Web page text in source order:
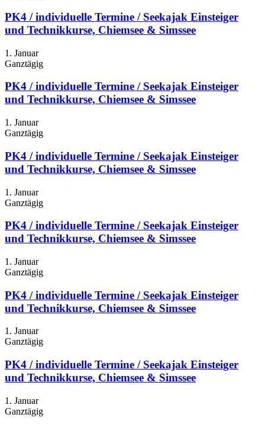
PK4 / individuelle Termine / Seekajak Einsteiger
und Technikkurse, Chiemsee & Simssee
1. Januar
Ganztägig
PK4 / individuelle Termine / Seekajak Einsteiger
und Technikkurse, Chiemsee & Simssee
1. Januar
Ganztägig
PK4 / individuelle Termine / Seekajak Einsteiger
und Technikkurse, Chiemsee & Simssee
1. Januar
Ganztägig
PK4 / individuelle Termine / Seekajak Einsteiger
und Technikkurse, Chiemsee & Simssee
1. Januar
Ganztägig
PK4 / individuelle Termine / Seekajak Einsteiger
und Technikkurse, Chiemsee & Simssee
1. Januar
Ganztägig
PK4 / individuelle Termine / Seekajak Einsteiger
und Technikkurse, Chiemsee & Simssee
1. Januar
Ganztägig